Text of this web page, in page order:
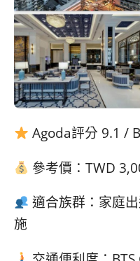
Agoda評分 9.1 /
參考價：TWD
適合族群：家庭
施